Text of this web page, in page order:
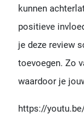
kunnen
positieve
je deze review
toevoegen. Zo
waardoor je
https://